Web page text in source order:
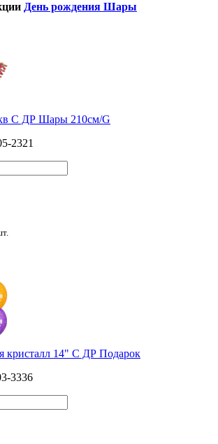
День рождения Шары
С ДР Шары 210см/G
2321
кристалл 14" С ДР Подарок
3336